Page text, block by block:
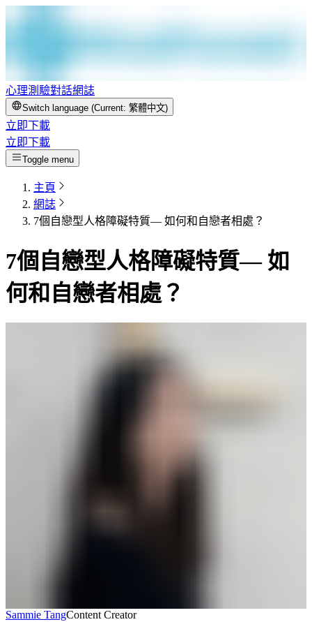
心理測驗對話網誌
Switch language (Current: 繁體中文)
立即下載
立即下載
Toggle menu
主頁
網誌
7個自戀型人格障礙特質— 如何和自戀者相處？
7個自戀型人格障礙特質— 如
何和自戀者相處？
Sammie TangContent Creator